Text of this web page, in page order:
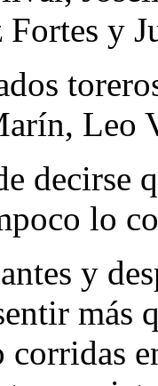
Fortes y
Leo
decirse
lo
y
más
corridas